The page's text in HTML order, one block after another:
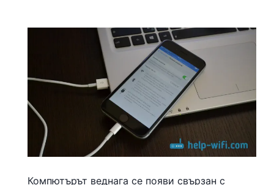
Компютърът веднага се появи свързан с